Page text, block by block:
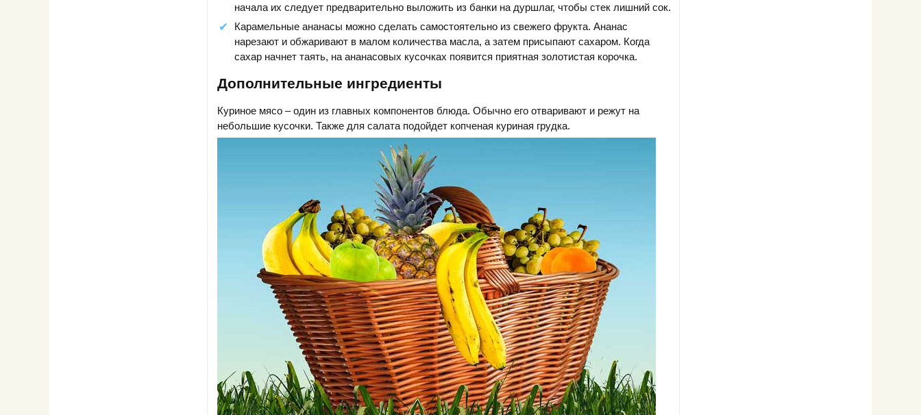
начала их следует предварительно выложить из банки на дуршлаг, чтобы стек лишний сок.
Карамельные ананасы можно сделать самостоятельно из свежего фрукта. Ананас
нарезают и обжаривают в малом количества масла, а затем присыпают сахаром. Когда
сахар начнет таять, на ананасовых кусочках появится приятная золотистая корочка.
Дополнительные ингредиенты
Куриное мясо – один из главных компонентов блюда. Обычно его отваривают и режут на
небольшие кусочки. Также для салата подойдет копченая куриная грудка.